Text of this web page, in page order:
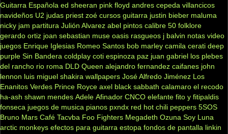
Guitarra Española ed sheeran pink floyd andres cepeda villancicos
navideños U2 judas priest zoé cursos guitarra justin bieber maluma
nicky jam partitura Julión Alvarez abel pintos calibre 50 folklore
gerardo ortiz joan sebastian muse oasis rasgueos j balvin notas video
juegos Enrique Iglesias Romeo Santos bob marley camila cerati deep
purple Sin Bandera coldplay coti espinoza paz juan gabriel los plebes
del rancho rio roma DLD Queen alejandro fernandez caifanes john
lennon luis miguel shakira wallpapers José Alfredo Jiménez Los
Enanitos Verdes Prince Royce axel black sabbath calamaro el recodo
ha-ash shawn mendes Adele Afinador CNCO elefante fito y fitipaldis
fonseca juegos de musica pianos pxndx red hot chili peppers 5SOS
Bruno Mars Café Tacvba Foo Fighters Megadeth Ozuna Soy Luna
arctic monkeys efectos para guitarra estopa fondos de pantalla linkin